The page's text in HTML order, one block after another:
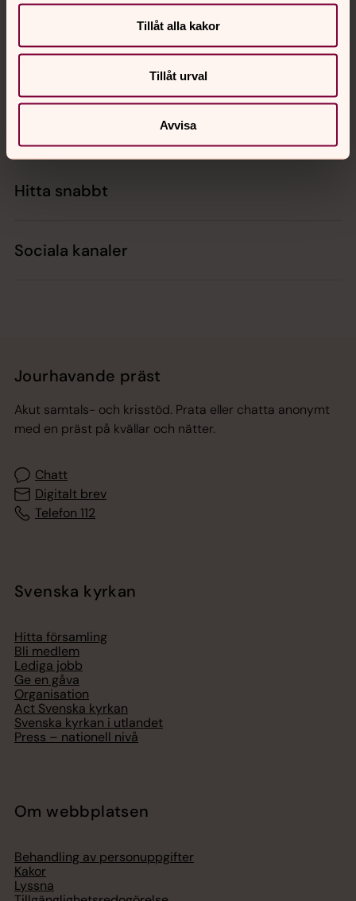
Tillåt alla kakor
Tillåt urval
Avvisa
Hitta snabbt
Sociala kanaler
Jourhavande präst
Akut samtals- och krisstöd. Prata eller chatta anonymt
med en präst på kvällar och nätter.
Chatt
Digitalt brev
Telefon 112
Svenska kyrkan
Hitta församling
Bli medlem
Lediga jobb
Ge en gåva
Organisation
Act Svenska kyrkan
Svenska kyrkan i utlandet
Press – nationell nivå
Om webbplatsen
Behandling av personuppgifter
Kakor
Lyssna